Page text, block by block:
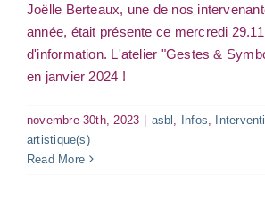
Joëlle Berteaux, une de nos
année, était présente ce mercredi
d'information. L'atelier "Gestes &
en janvier 2024 !
novembre 30th, 2023 | asbl Infos
artistique(s)
Read More
arpentage asbl atelier